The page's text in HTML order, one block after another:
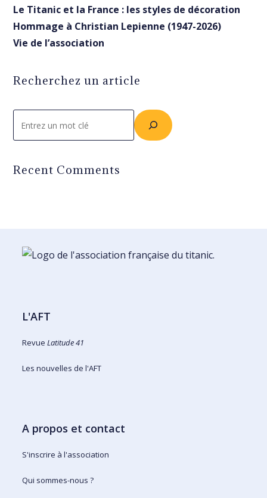
Le Titanic et la France : les styles de décoration
Hommage à Christian Lepienne (1947-2026)
Vie de l’association
Recherchez un article
Recent Comments
L'AFT
RevueLatitude 41
Les nouvelles de l'AFT
A propos et contact
S'inscrire à l'association
Qui sommes-nous ?